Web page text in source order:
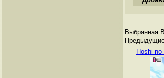
Выбранная
Hoshi